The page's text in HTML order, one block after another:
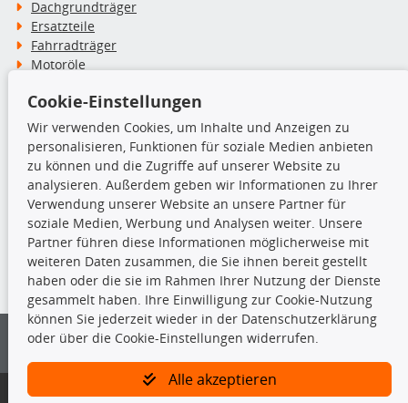
Dachgrundträger
Ersatzteile
Fahrradträger
Motoröle
Schneeketten
TecDoc Inside
Die hier angezeigten Daten insbesondere die gesamte Datenbank dürfen
nicht kopiert werden.
Es ist zu unterlassen, die Daten oder die gesamte Datenbank ohne
vorherige Zustimmung von TecDoc zu vervielfältigen, zu verbreiten
und/oder diese Handlungen durch Dritte ausführen zu lassen. Ein
Bitte prüfen Sie, ob das über unseren Onlineshop identifizierte Ersatzteil
Cookie-Einstellungen
Wir verwenden Cookies, um Inhalte und Anzeigen zu
personalisieren, Funktionen für soziale Medien anbieten
zu können und die Zugriffe auf unserer Website zu
analysieren. Außerdem geben wir Informationen zu Ihrer
Verwendung unserer Website an unsere Partner für
soziale Medien, Werbung und Analysen weiter. Unsere
Partner führen diese Informationen möglicherweise mit
weiteren Daten zusammen, die Sie ihnen bereit gestellt
haben oder die sie im Rahmen Ihrer Nutzung der Dienste
gesammelt haben. Ihre Einwilligung zur Cookie-Nutzung
können Sie jederzeit wieder in der Datenschutzerklärung
oder über die Cookie-Einstellungen widerrufen.
Alle akzeptieren